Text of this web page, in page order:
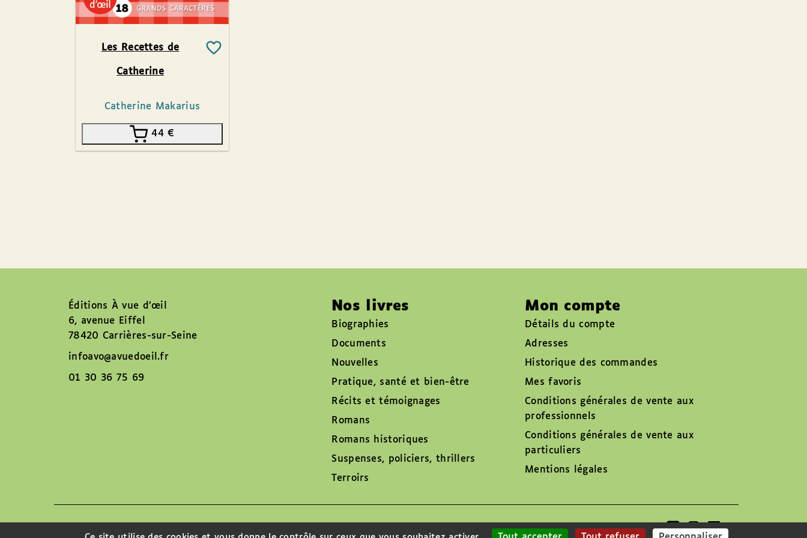
Les Recettes de
Catherine
Catherine Makarius
44€
Éditions À vue d’œil
6, avenue Eiffel
78420 Carrières-sur-Seine
infoavo@avuedoeil.fr
01 30 36 75 69
Nos livres
Biographies
Documents
Nouvelles
Pratique, santé et bien-être
Récits et témoignages
Romans
Romans historiques
Suspenses, policiers, thrillers
Terroirs
Mon compte
Détails du compte
Adresses
Historique des commandes
Mes favoris
Conditions générales de vente aux
professionnels
Conditions générales de vente aux
particuliers
Mentions légales
Suivez-nous sur